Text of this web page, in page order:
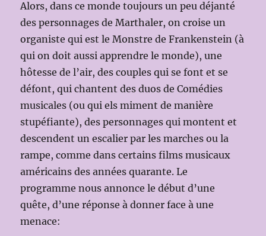
Alors, dans ce monde toujours un peu déjanté
des personnages de Marthaler, on croise un
organiste qui est le Monstre de Frankenstein (à
qui on doit aussi apprendre le monde), une
hôtesse de l’air, des couples qui se font et se
défont, qui chantent des duos de Comédies
musicales (ou qui els miment de manière
stupéfiante), des personnages qui montent et
descendent un escalier par les marches ou la
rampe, comme dans certains films musicaux
américains des années quarante. Le
programme nous annonce le début d’une
quête, d’une réponse à donner face à une
menace: